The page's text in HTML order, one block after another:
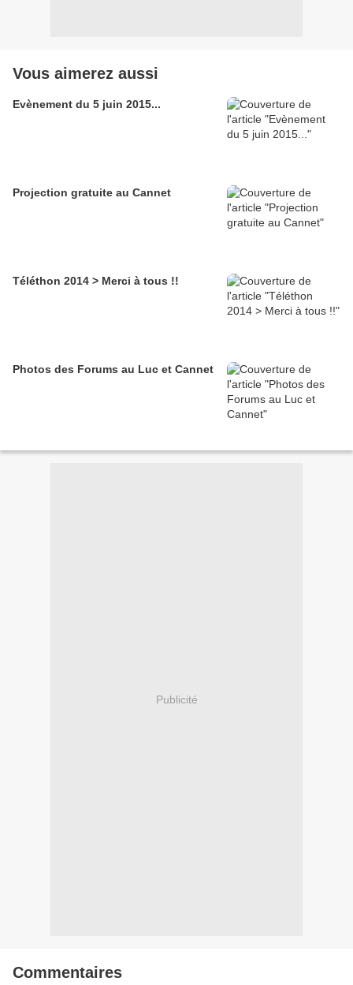
Vous aimerez aussi
Evènement du 5 juin 2015...
Projection gratuite au Cannet
Téléthon 2014 > Merci à tous !!
Photos des Forums au Luc et Cannet
Publicité
Commentaires